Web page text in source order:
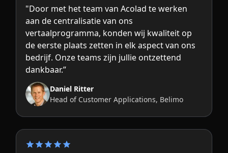
"Door met het team van Acolad te werken
aan de centralisatie van ons
vertaalprogramma, konden wij kwaliteit op
de eerste plaats zetten in elk aspect van ons
bedrijf. Onze teams zijn jullie ontzettend
dankbaar.”
Daniel Ritter
Head of Customer Applications, Belimo